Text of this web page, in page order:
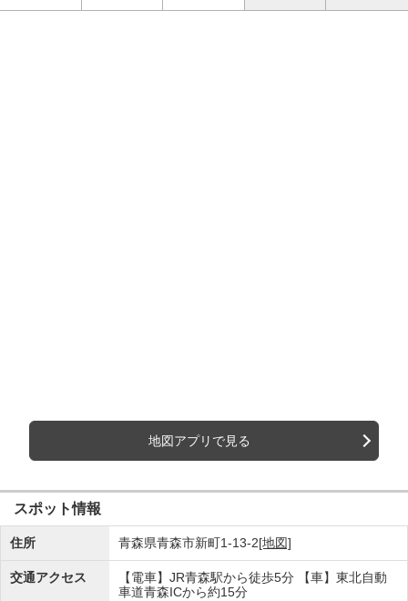
地図アプリで見る
スポット情報
住所 青森県青森市新町1-13-2[地図]
交通アクセス
【電車】JR青森駅から徒歩5分 【車】東北自動
車道青森ICから約15分